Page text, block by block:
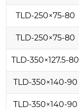
TLD-250×75-80
TLD-250×75-80
TLD-350×127.5-80
TLD-350×140-90
TLD-350×140-90